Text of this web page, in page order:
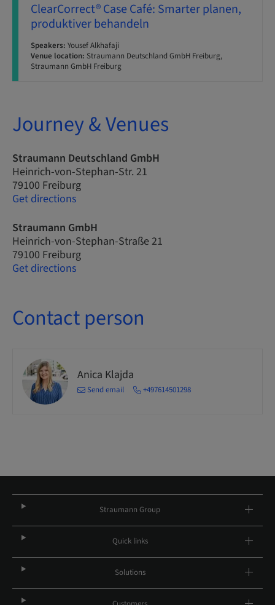
ClearCorrect® Case Café: Smarter planen,
produktiver behandeln
Speakers: Yousef Alkhafaji
Venue location: Straumann Deutschland GmbH Freiburg,
Straumann GmbH Freiburg
Journey & Venues
Straumann Deutschland GmbH
Heinrich-von-Stephan-Str. 21
79100 Freiburg
Get directions
Straumann GmbH
Heinrich-von-Stephan-Straße 21
79100 Freiburg
Get directions
Contact person
Anica Klajda
Send email +497614501298
Straumann Group
Quick links
Solutions